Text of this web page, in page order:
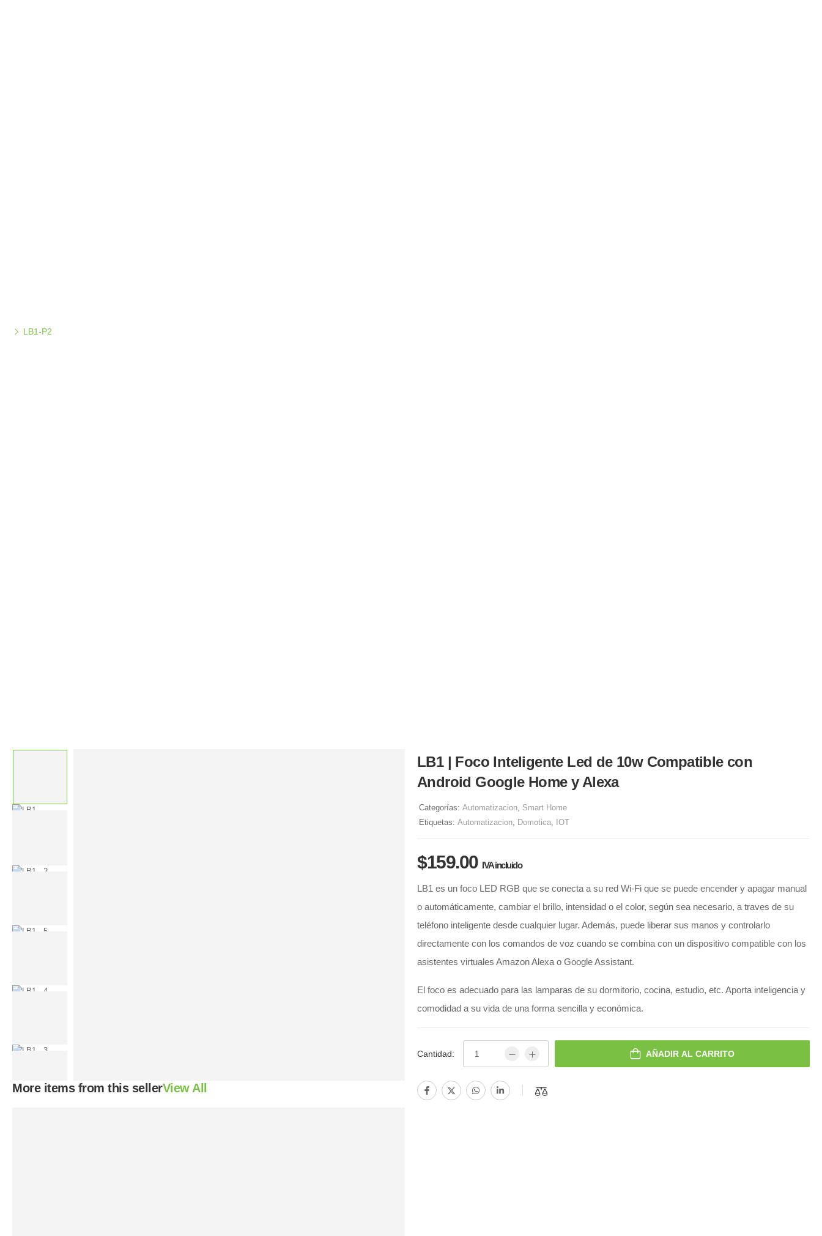
LB1-P2
More items from this sellerView All
LB1 | Foco Inteligente Led de 10w Compatible con
Android Google Home y Alexa
Categorías: Automatizacion, Smart Home
Etiquetas: Automatizacion, Domotica, IOT
$159.00 IVA incluido
LB1 es un foco LED RGB que se conecta a su red Wi-Fi que se puede encender y apagar manual
o automáticamente, cambiar el brillo, intensidad o el color, según sea necesario, a traves de su
teléfono inteligente desde cualquier lugar. Además, puede liberar sus manos y controlarlo
directamente con los comandos de voz cuando se combina con un dispositivo compatible con los
asistentes virtuales Amazon Alexa o Google Assistant.
El foco es adecuado para las lamparas de su dormitorio, cocina, estudio, etc. Aporta inteligencia y
comodidad a su vida de una forma sencilla y económica.
Cantidad: AÑADIR AL CARRITO